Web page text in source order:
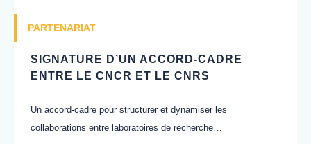
PARTENARIAT
SIGNATURE D’UN ACCORD-CADRE
ENTRE LE CNCR ET LE CNRS
Un accord-cadre pour structurer et dynamiser les
collaborations entre laboratoires de recherche…